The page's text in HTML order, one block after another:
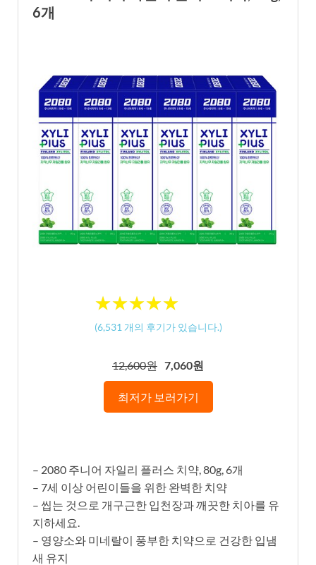
6개
★★★★★
★★★★★
(6,531 개의 후기가 있습니다.)
12,600원 7,060원
최저가 보러가기
– 2080 주니어 자일리 플러스 치약, 80g, 6개
– 7세 이상 어린이들을 위한 완벽한 치약
– 씹는 것으로 개구근한 입천장과 깨끗한 치아를 유
지하세요.
– 영양소와 미네랄이 풍부한 치약으로 건강한 입냄
새 유지